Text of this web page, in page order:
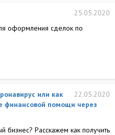
25.05.2020
оформления сделок по
22.05.2020
или как
финансовой помощи через
бизнес? Расскажем как получить